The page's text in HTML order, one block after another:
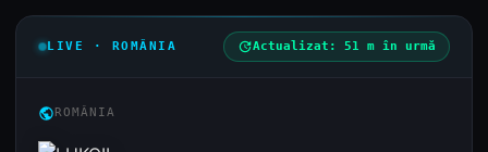
LIVE · ROMÂNIA updateActualizat: 51 m în urmă
publicROMÂNIA